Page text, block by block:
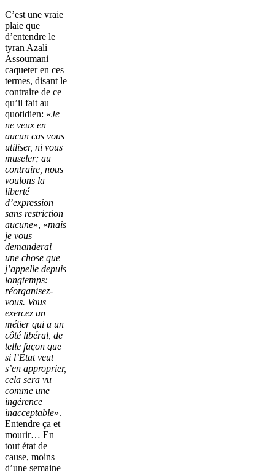
C’est une vraie
plaie que
d’entendre le
tyran Azali
Assoumani
caqueter en ces
termes, disant le
contraire de ce
qu’il fait au
quotidien: «Je
ne veux en
aucun cas vous
utiliser, ni vous
museler; au
contraire, nous
voulons la
liberté
d’expression
sans restriction
aucune», «mais
je vous
demanderai
une chose que
j’appelle depuis
longtemps:
réorganisez-
vous. Vous
exercez un
métier qui a un
côté libéral, de
telle façon que
si l’État veut
s’en approprier,
cela sera vu
comme une
ingérence
inacceptable».
Entendre ça et
mourir… En
tout état de
cause, moins
d’une semaine